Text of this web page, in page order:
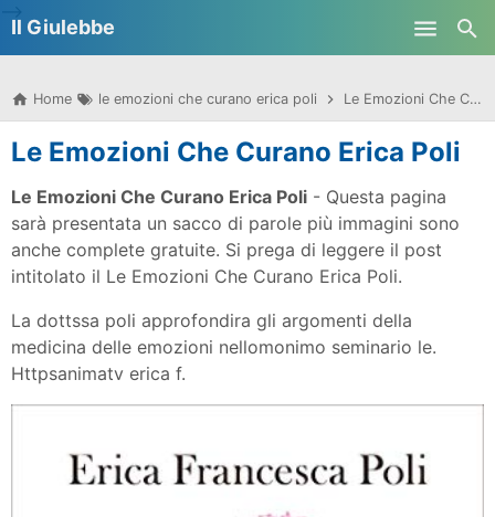
Il Giulebbe
Home le emozioni che curano erica poli Le Emozioni Che Curano Erica Poli
Le Emozioni Che Curano Erica Poli
Le Emozioni Che Curano Erica Poli - Questa pagina
sarà presentata un sacco di parole più immagini sono
anche complete gratuite. Si prega di leggere il post
intitolato il Le Emozioni Che Curano Erica Poli.
La dottssa poli approfondira gli argomenti della
medicina delle emozioni nellomonimo seminario le.
Httpsanimatv erica f.